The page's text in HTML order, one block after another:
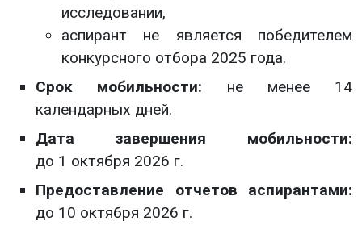
исследовании,
аспирант не является победителем
конкурсного отбора 2025 года.
Срок мобильности: не менее 14
календарных дней.
Дата завершения мобильности:
до 1 октября 2026 г.
Предоставление отчетов аспирантами:
до 10 октября 2026 г.